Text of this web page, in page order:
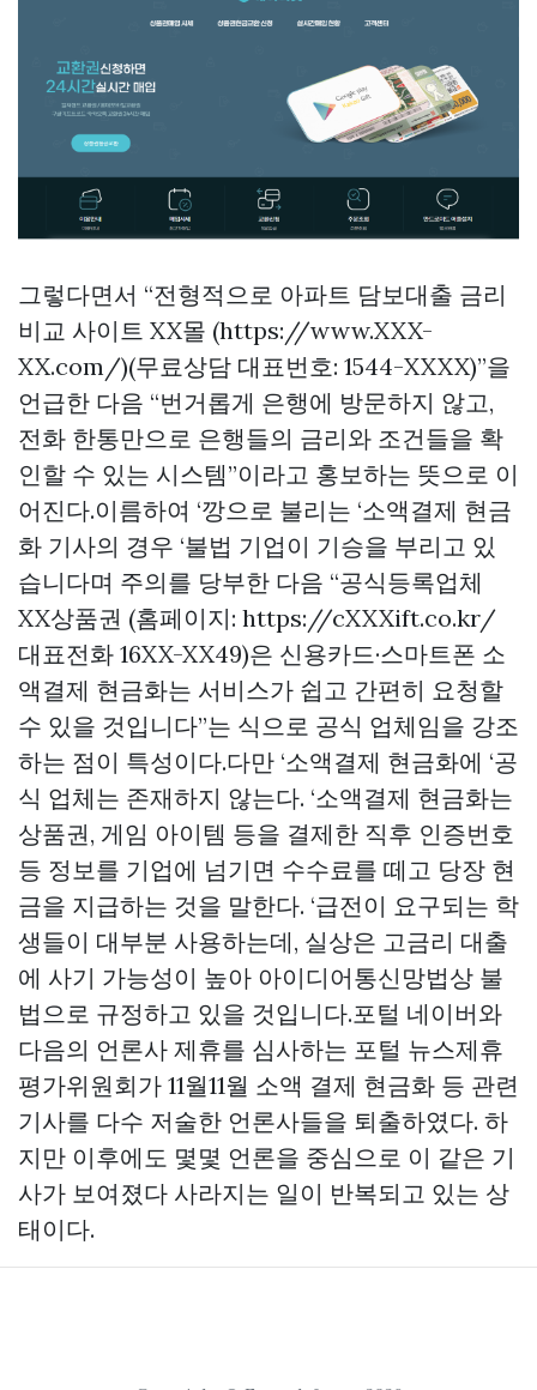
그렇다면서 “전형적으로 아파트 담보대출 금리
비교 사이트 XX몰 (https://www.XXX-
XX.com/)(무료상담 대표번호: 1544-XXXX)”을
언급한 다음 “번거롭게 은행에 방문하지 않고,
전화 한통만으로 은행들의 금리와 조건들을 확
인할 수 있는 시스템”이라고 홍보하는 뜻으로 이
어진다.이름하여 ‘깡으로 불리는 ‘소액결제 현금
화 기사의 경우 ‘불법 기업이 기승을 부리고 있
습니다며 주의를 당부한 다음 “공식등록업체
XX상품권 (홈페이지: https://cXXXift.co.kr/
대표전화 16XX-XX49)은 신용카드·스마트폰 소
액결제 현금화는 서비스가 쉽고 간편히 요청할
수 있을 것입니다”는 식으로 공식 업체임을 강조
하는 점이 특성이다.다만 ‘소액결제 현금화에 ‘공
식 업체는 존재하지 않는다. ‘소액결제 현금화는
상품권, 게임 아이템 등을 결제한 직후 인증번호
등 정보를 기업에 넘기면 수수료를 떼고 당장 현
금을 지급하는 것을 말한다. ‘급전이 요구되는 학
생들이 대부분 사용하는데, 실상은 고금리 대출
에 사기 가능성이 높아 아이디어통신망법상 불
법으로 규정하고 있을 것입니다.포털 네이버와
다음의 언론사 제휴를 심사하는 포털 뉴스제휴
평가위원회가 11월11월 소액 결제 현금화 등 관련
기사를 다수 저술한 언론사들을 퇴출하였다. 하
지만 이후에도 몇몇 언론을 중심으로 이 같은 기
사가 보여졌다 사라지는 일이 반복되고 있는 상
태이다.